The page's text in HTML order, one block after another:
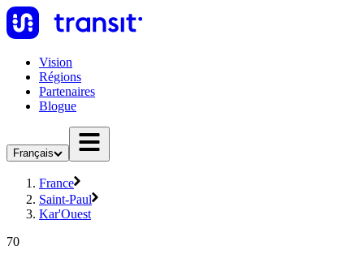
Vision
Régions
Partenaires
Blogue
Français
France
Saint-Paul
Kar'Ouest
70